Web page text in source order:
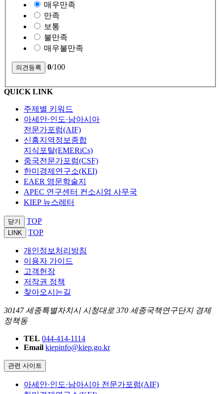
매우만족
만족
보통
불만족
매우불만족
0/100
QUICK LINK
주제별 키워드
아세안·인도·남아시아
전문가포럼(AIF)
신흥지역정보종합
지식포탈(EMERiCs)
중국전문가포럼(CSF)
한미경제연구소(KEI)
EAER 영문학술지
APEC 연구센터 컨소시엄 사무국
KIEP 뉴스레터
닫기 TOP
LINK TOP
개인정보처리방침
이용자 가이드
고객헌장
저작권 정책
찾아오시는길
30147 세종특별자치시 시청대로 370 세종국책연구단지 경제
정책동
TEL 044-414-1114
Email kiepinfo@kiep.go.kr
관련 사이트
아세안·인도·남아시아 전문가포럼(AIF)